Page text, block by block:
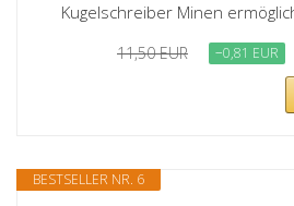
Kugelschreiber Minen
11,50 EUR −0,81 EUR
BESTSELLER NR. 6